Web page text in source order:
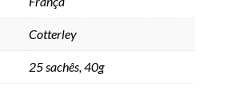
Cotterley
25 sachês, 40g